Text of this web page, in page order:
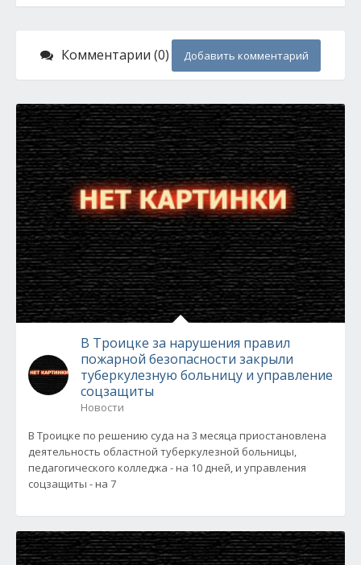
Комментарии (0) Добавить комментарий
В Троицке за нарушения правил
пожарной безопасности закрыли
туберкулезную больницу и управление
соцзащиты
Новости
В Троицке по решению суда на 3 месяца приостановлена
деятельность областной туберкулезной больницы,
педагогического колледжа - на 10 дней, и управления
соцзащиты - на 7